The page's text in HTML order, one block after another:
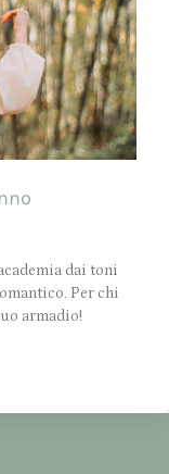
dai toni
Per chi
armadio!